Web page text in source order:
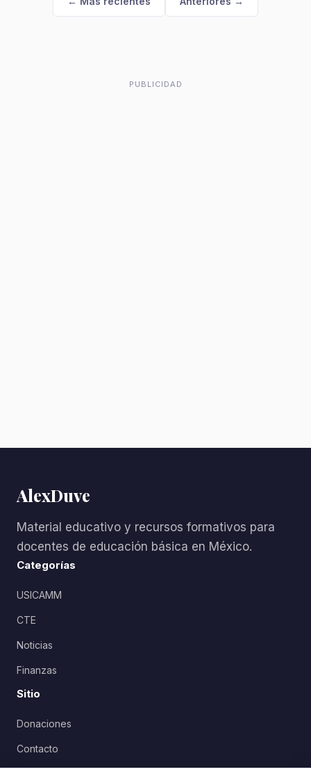
PUBLICIDAD
AlexDuve
Material educativo y recursos formativos para
docentes de educación básica en México.
Categorías
USICAMM
CTE
Noticias
Finanzas
Sitio
Donaciones
Contacto